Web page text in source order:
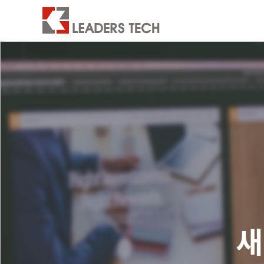
수리
All
모든 전